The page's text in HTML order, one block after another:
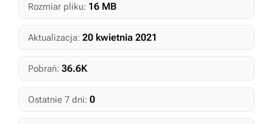
Rozmiar pliku: 16 MB
Aktualizacja: 20 kwietnia 2021
Pobrań: 36.6K
Ostatnie 7 dni: 0